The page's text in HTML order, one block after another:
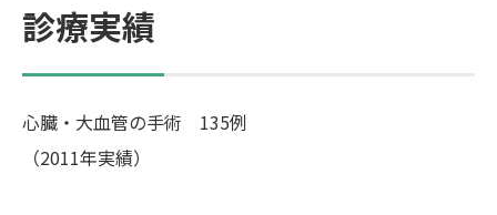
診療実績
心臓・大血管の手術 135例
（2011年実績）